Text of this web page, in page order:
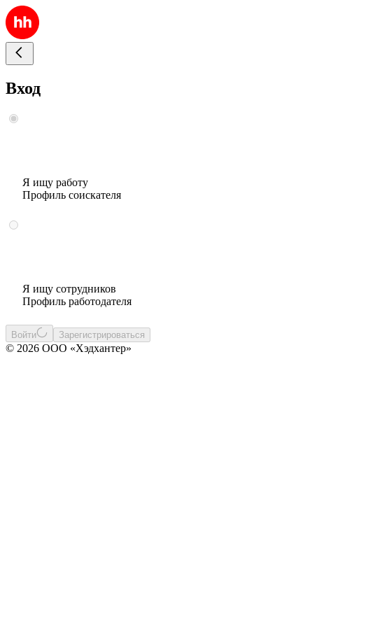
Вход
Я ищу работу
Профиль соискателя
Я ищу сотрудников
Профиль работодателя
Войти Зарегистрироваться
© 2026 ООО «Хэдхантер»